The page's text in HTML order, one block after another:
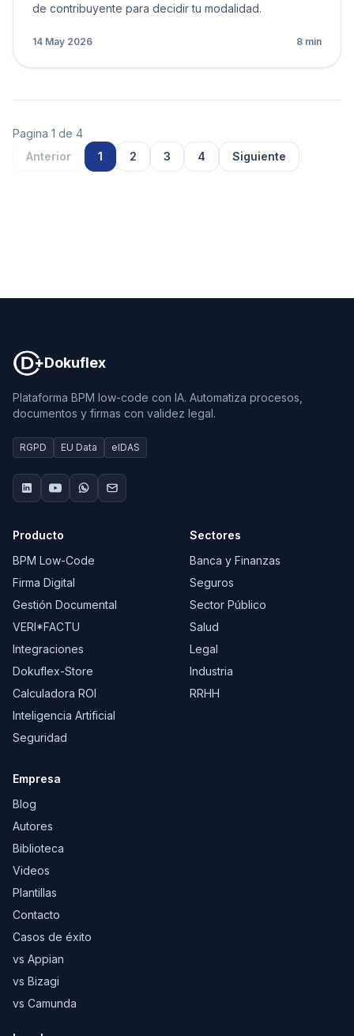
de contribuyente para decidir tu modalidad.
14 May 2026 8 min
Pagina 1 de 4
Anterior
1 2 3 4 Siguiente
Dokuflex
Plataforma BPM low-code con IA. Automatiza procesos,
documentos y firmas con validez legal.
RGPD EU Data eIDAS
Producto
BPM Low-Code
Firma Digital
Gestión Documental
VERI*FACTU
Integraciones
Dokuflex-Store
Calculadora ROI
Inteligencia Artificial
Seguridad
Sectores
Banca y Finanzas
Seguros
Sector Público
Salud
Legal
Industria
RRHH
Empresa
Blog
Autores
Biblioteca
Videos
Plantillas
Contacto
Casos de éxito
vs Appian
vs Bizagi
vs Camunda